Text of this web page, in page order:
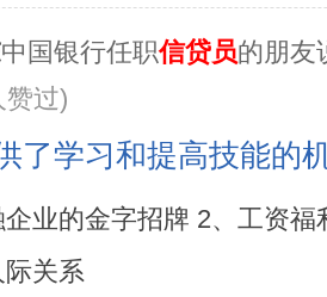
中国银行任职信贷员的朋友
赞过)
了学习和提高技能的
业的金字招牌 2、工资福
关系